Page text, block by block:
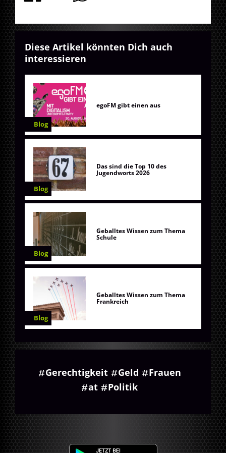
Diese Artikel könnten Dich auch
interessieren
Blog
egoFM gibt einen aus
Blog
Das sind die Top 10 des
Jugendworts 2026
Blog
Geballtes Wissen zum Thema
Schule
Blog
Geballtes Wissen zum Thema
Frankreich
Gerechtigkeit Geld
Frauen
at
Politik